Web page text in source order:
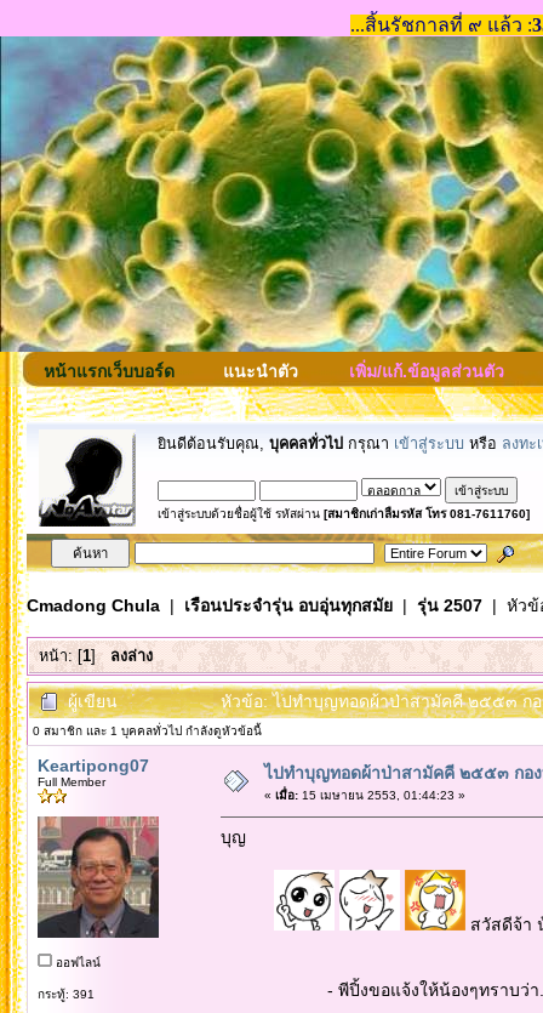
หน้าแรกเว็บบอร์ด แนะนำตัว เพิ่ม/แก้.ข้อมูลส่วนตัว
ยินดีต้อนรับคุณ, บุคคลทั่วไป กรุณา เข้าสู่ระบบ หรือ ลงทะ
เข้าสู่ระบบด้วยชื่อผู้ใช้ รหัสผ่าน [สมาชิกเก่าลืมรหัส โทร 081-7611760]
Cmadong Chula| เรือนประจำรุ่น อบอุ่นทุกสมัย| รุ่น 2507| หัวข้
หน้า: [1] ลงล่าง
ผู้เขียน หัวข้อ: ไปทำบุญทอดผ้าป่าสามัคคี ๒๕๕๓ ก
0 สมาชิก และ 1 บุคคลทั่วไป กำลังดูหัวข้อนี้
Keartipong07
Full Member
ออฟไลน์
กระทู้: 391
ไปทำบุญทอดผ้าป่าสามัคคี ๒๕๕๓ กอ
« เมื่อ:15 เมษายน 2553, 01:44:23 »
บุญ
สวัสดีจ้า
- พีปิ้งขอแจ้งให้น้องๆทราบว่า...เมื่